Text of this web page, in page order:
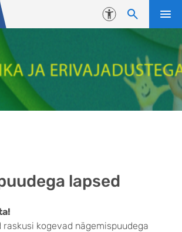
Juurdepääsetavus
lapsed
raskusi kogevad nägemispuudega